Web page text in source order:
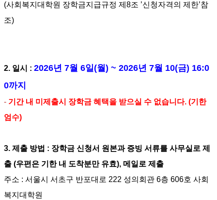
(사회복지대학원 장학금지급규정 제 8조 ’신청자격의 제한’참
조)
2. 일시 : 2026년 7월 6일(월) ~ 2026년 7월 10(금) 16:0
0까지
- 기간 내 미제출시 장학금 혜택을 받으실 수 없습니다. (기한
엄수)
3. 제출 방법 : 장학금 신청서 원본과 증빙 서류를 사무실로 제
출 (우편은 기한 내 도착분만 유효), 메일로 제출
주소 : 서울시 서초구 반포대로 222 성의회관 6층 606호 사회
복지대학원